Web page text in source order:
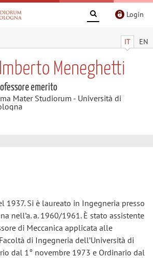
Login
IT EN
Meneghetti
emerito
Mater Studiorum - Università di
1937. Si è laureato in Ingegneria presso
nell’a. a. 1960/1961. È stato assistente
di Meccanica applicata alle
di Ingegneria dell’Università di
dal 1° novembre 1973 e Ordinario dal